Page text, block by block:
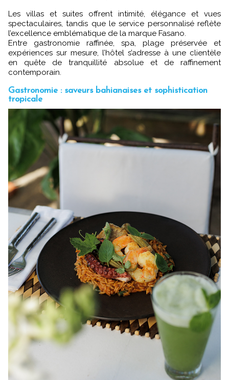
Les villas et suites offrent intimité, élégance et vues
spectaculaires, tandis que le service personnalisé reflète
l’excellence emblématique de la marque Fasano.
Entre gastronomie raffinée, spa, plage préservée et
expériences sur mesure, l’hôtel s’adresse à une clientèle
en quête de tranquillité absolue et de raffinement
contemporain.
Gastronomie : saveurs bahianaises et sophistication
tropicale